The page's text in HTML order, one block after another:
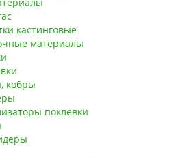
кастинговые
материалы
кобры
поклёвки